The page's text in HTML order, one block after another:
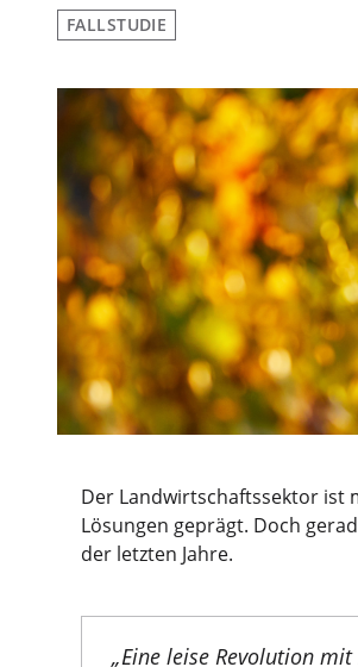
FALLSTUDIE
Der Landwirtschaftssektor ist
Lösungen geprägt. Doch
der letzten Jahre.
„Eine leise Revolution